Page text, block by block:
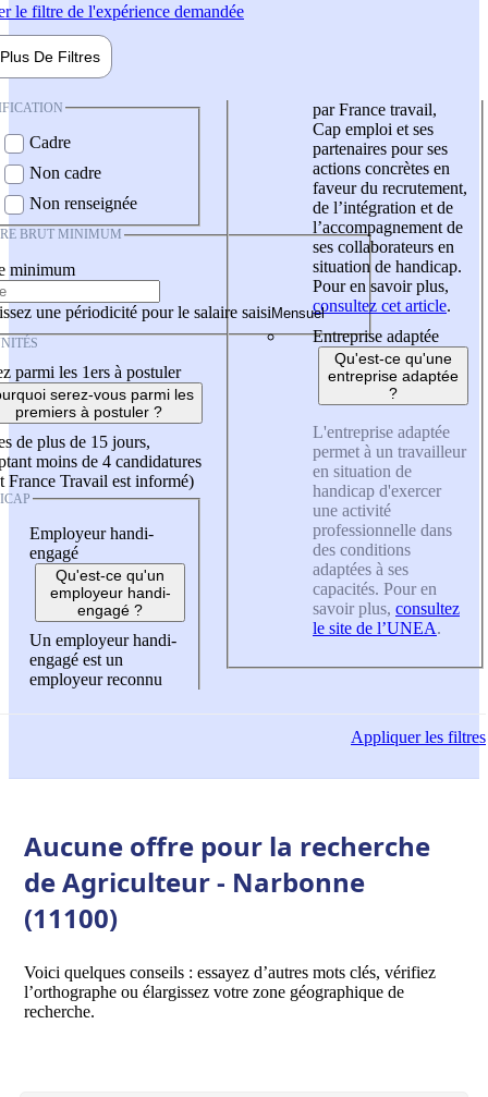
le filtre de l'expérience demandée
Plus De Filtres
Cadre
Non cadre
Non renseignée
BRUT MINIMUM
minimum
une périodicité pour le salaire saisi
parmi les 1ers à postuler
serez-vous parmi les
premiers à postuler ?
de plus de 15 jours,
moins de 4 candidatures
France Travail est informé)
Employeur handi-
engagé
Qu'est-ce qu'un
employeur handi-
engagé ?
Un employeur handi-
engagé est un
employeur reconnu
par France travail,
Cap emploi et ses
partenaires pour ses
actions concrètes en
faveur du recrutement,
de l’intégration et de
l’accompagnement de
ses collaborateurs en
situation de handicap.
Pour en savoir plus,
consultez cet article.
Entreprise adaptée
Qu'est-ce qu'une
entreprise adaptée
?
L'entreprise adaptée
permet à un travailleur
en situation de
handicap d'exercer
une activité
professionnelle dans
des conditions
adaptées à ses
capacités. Pour en
savoir plus, consultez
le site de l’UNEA.
Appliquerles filtres
Aucune offre pour la recherche
de Agriculteur - Narbonne
(11100)
Voici quelques conseils : essayez d’autres mots clés, vérifiez
l’orthographe ou élargissez votre zone géographique de
recherche.